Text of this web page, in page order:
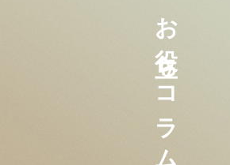
お役立ちコラム